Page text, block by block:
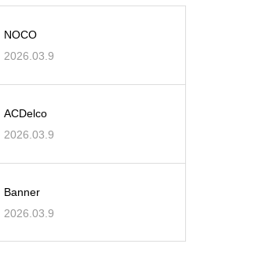
NOCO
2026.03.9
ACDelco
2026.03.9
Banner
2026.03.9